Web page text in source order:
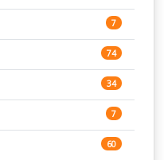
7
74
34
7
60